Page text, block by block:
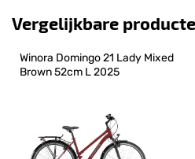
Vergelijkbare
Winora Domingo 21 Lady Mixed
Brown 52cm L 2025